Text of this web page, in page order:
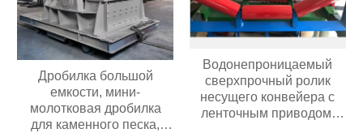
Дробилка большой
емкости, мини-
молотковая дробилка
для каменного песка,
Водонепроницаемый
сверхпрочный ролик
несущего конвейера с
ленточным приводом,